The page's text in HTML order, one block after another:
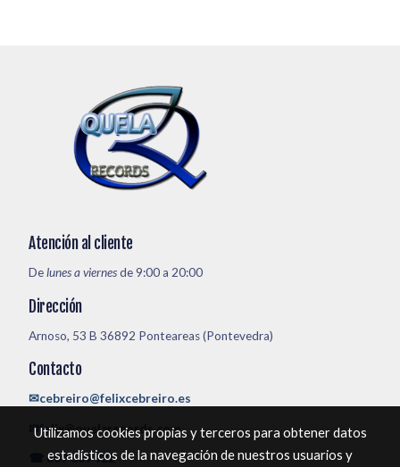
Atención al cliente
Delunes a viernesde 9:00 a 20:00
Dirección
Arnoso, 53 B 36892 Ponteareas (Pontevedra)
Contacto
✉cebreiro@felixcebreiro.es
✉felix@quelarecords.com
☎ 609 609 922
Utilizamos cookies propias y terceros para obtener datos
estadísticos de la navegación de nuestros usuarios y